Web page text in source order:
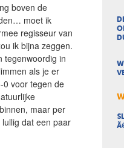
boven de
moet ik
regisseur van
ik bijna zeggen.
tegenwoordig in
als je er
0 voor tegen de
maar per
dat een paar